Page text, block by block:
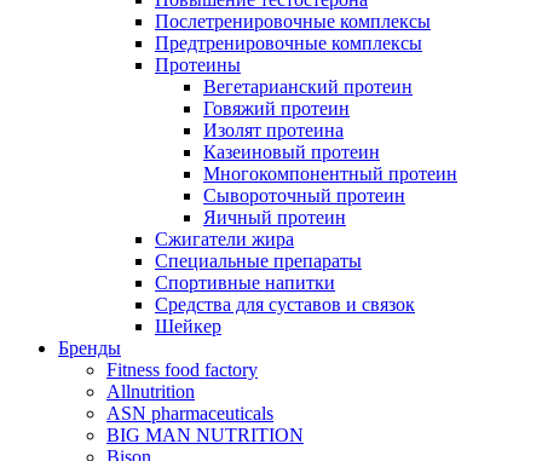
Послетренировочные комплексы
Предтренировочные комплексы
Протеины
Вегетарианский протеин
Говяжий протеин
Изолят протеина
Казеиновый протеин
Многокомпонентный протеин
Сывороточный протеин
Яичный протеин
Сжигатели жира
Специальные препараты
Спортивные напитки
Средства для суставов и связок
Шейкер
Бренды
Fitness food factory
Allnutrition
ASN pharmaceuticals
BIG MAN NUTRITION